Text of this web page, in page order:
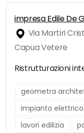
impresa Edile De
Via Martiri
Capua Vetere
Ristrutturazioni
geometra
impianto elettrico
lavori edilizia